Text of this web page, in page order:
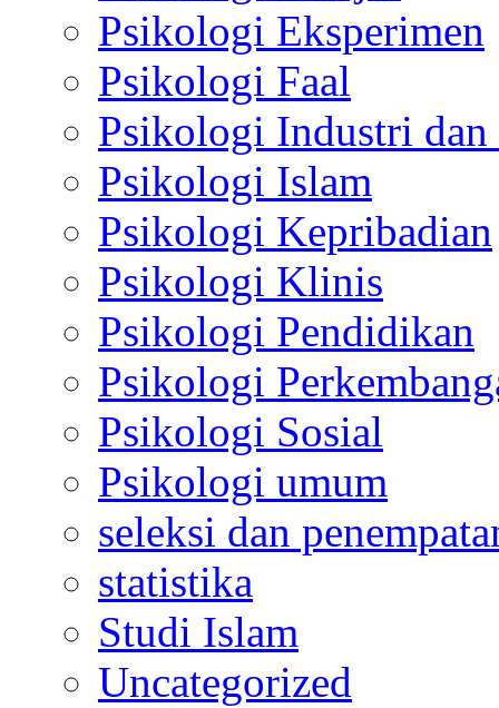
Psikologi Eksperimen
Psikologi Faal
Psikologi Industri dan
Psikologi Islam
Psikologi Kepribadian
Psikologi Klinis
Psikologi Pendidikan
Psikologi
Psikologi Sosial
Psikologi umum
seleksi dan
statistika
Studi Islam
Uncategorized